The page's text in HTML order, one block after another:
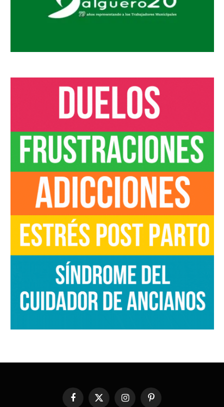
Facebook
X InstagramPinterest